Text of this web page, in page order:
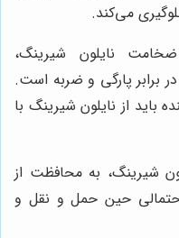
می‌کند.
ضخامت نایلون شیرینگ،
برابر پارگی و ضربه است.
از نایلون شیرینگ با
شیرینگ، به محافظت از
حین حمل و نقل و